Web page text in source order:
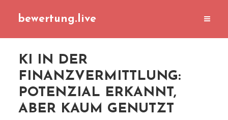
bewertung.live
KI IN DER
FINANZVERMITTLUNG:
POTENZIAL ERKANNT,
ABER KAUM GENUTZT